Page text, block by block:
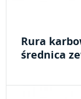
Rura
średnica